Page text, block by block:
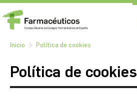
Inicio Política de cookies
Política de cookies